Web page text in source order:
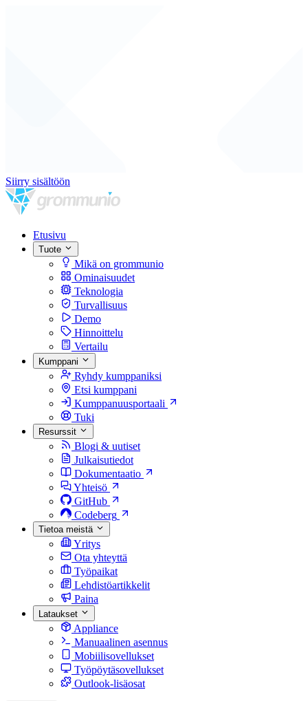
Siirry sisältöön
Etusivu
Tuote
Mikä on grommunio
Ominaisuudet
Teknologia
Turvallisuus
Demo
Hinnoittelu
Vertailu
Kumppani
Ryhdy kumppaniksi
Etsi kumppani
Kumppanuusportaali
Tuki
Resurssit
Blogi & uutiset
Julkaisutiedot
Dokumentaatio
Yhteisö
GitHub
Codeberg
Tietoa meistä
Yritys
Ota yhteyttä
Työpaikat
Lehdistöartikkelit
Paina
Lataukset
Appliance
Manuaalinen asennus
Mobiilisovellukset
Työpöytäsovellukset
Outlook-lisäosat